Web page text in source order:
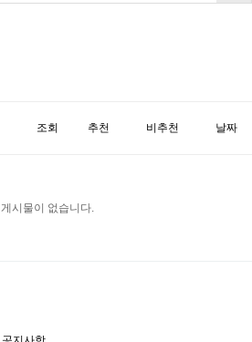
조회 추천 비추천 날짜
게시물이 없습니다.